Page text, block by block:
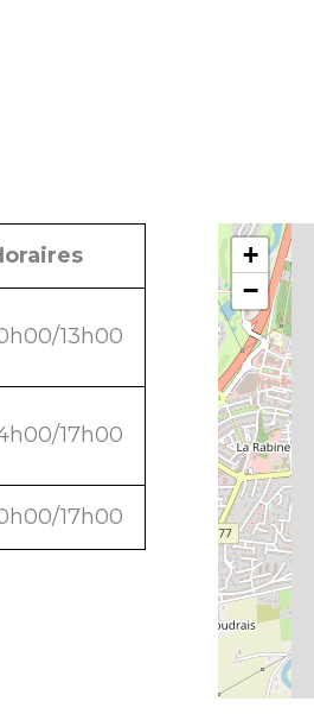
13h00
17h00
17h00
+
−